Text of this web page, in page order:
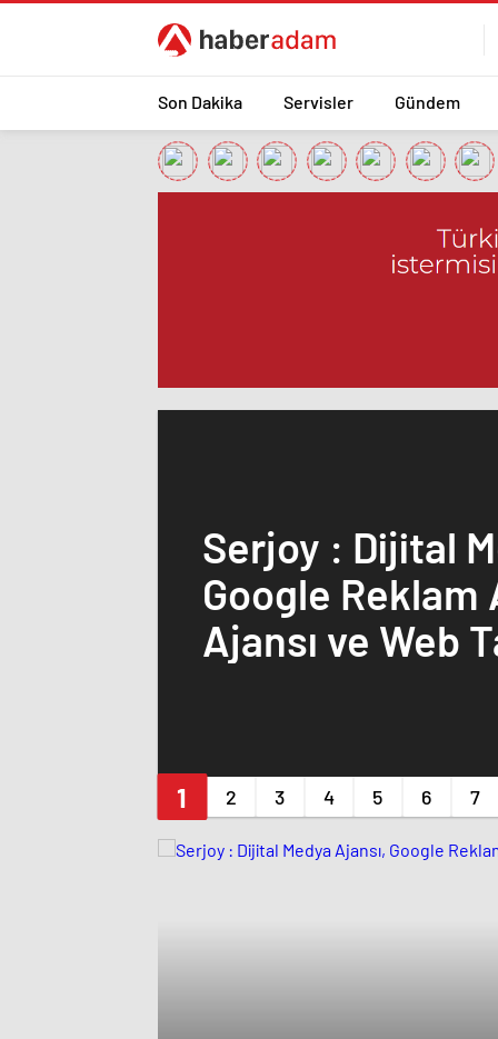
Son Dakika Servisler Gündem
Serjoy : Dijital Medya Ajansı,
Google Reklam
Ajansı ve Web